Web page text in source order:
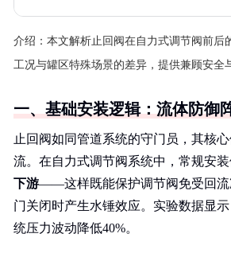
介绍： 本文解析止回阀在自力式调节阀前后
工况与罐区特殊场景的差异，提供兼顾安全
一、基础安装逻辑：流体防御
止回阀如同管道系统的守门员，其核
流。在自力式调节阀系统中，常规安
下游——这样既能保护调节阀免受回流
门关闭时产生水锤效应。实验数据显
统压力波动降低40%。